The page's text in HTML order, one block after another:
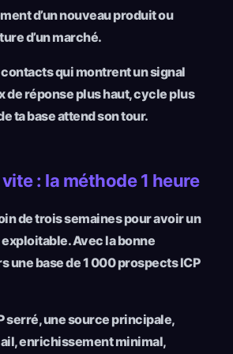
d’un nouveau produit ou
d’un marché.
qui montrent un signal
de réponse plus haut, cycle plus
ta base attend son tour.
: la méthode 1 heure
de trois semaines pour avoir un
Avec la bonne
une base de 1 000 prospects ICP
serré, une source principale,
enrichissement minimal,